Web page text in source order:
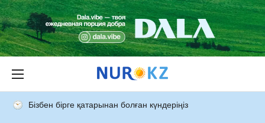
Бізбен бірге қатарынан болған күндеріңіз